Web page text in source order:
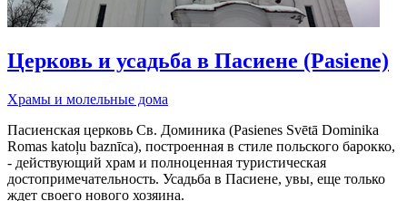
Церковь и усадьба в Пасиене (Pasiene)
Храмы и молельные дома
Пасиенская церковь Св. Доминика (Pasienes Svētā Dominika
Romas katoļu baznīca), построенная в стиле польского барокко,
- действующий храм и полноценная туристическая
достопримечательность. Усадьба в Пасиене, увы, еще только
ждет своего нового хозяина.